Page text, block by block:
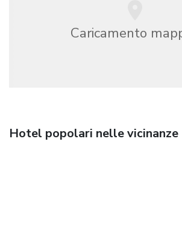
Caricamento
Hotel popolari nelle vicinanze